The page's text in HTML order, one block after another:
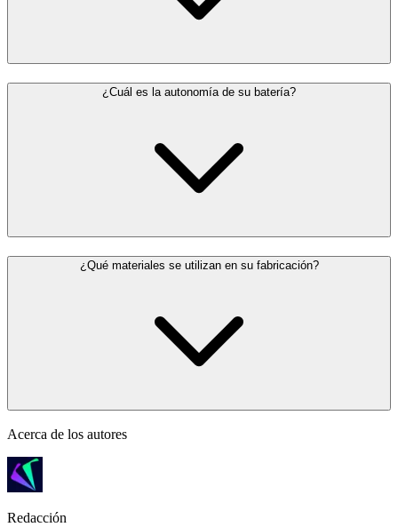
¿Cuál es la autonomía de su batería?
¿Qué materiales se utilizan en su fabricación?
Acerca de los autores
Redacción